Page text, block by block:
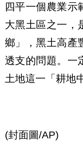
四平一個農業示
大黑土區之一，
鄉」，黑土高產
透支的問題。一
土地這一「耕地
(封面圖/AP)